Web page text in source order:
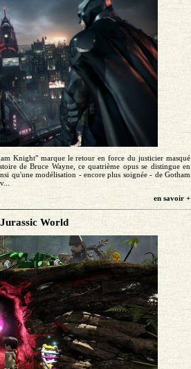
Knight" marque le retour en force du justicier masqué
de Bruce Wayne, ce quatrième opus se distingue en
qu'une modélisation - encore plus soignée - de Gotham
en savoir +
World